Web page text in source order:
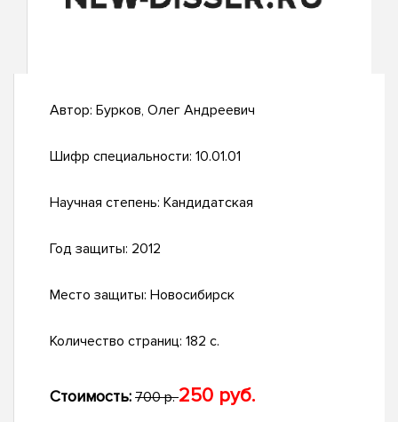
Автор: Бурков, Олег Андреевич
Шифр специальности: 10.01.01
Научная степень: Кандидатская
Год защиты: 2012
Место защиты: Новосибирск
Количество страниц: 182 с.
Стоимость: 700 р.250 руб.